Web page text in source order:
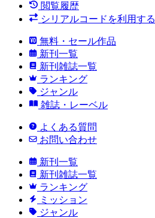
閲覧履歴
シリアルコードを利用する
無料・セール作品
新刊一覧
新刊雑誌一覧
ランキング
ジャンル
雑誌・レーベル
よくある質問
お問い合わせ
新刊一覧
新刊雑誌一覧
ランキング
ミッション
ジャンル